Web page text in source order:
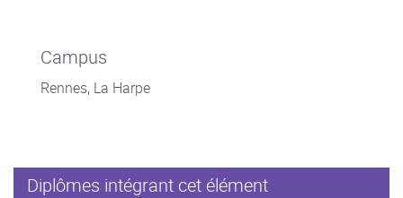
Campus
Rennes, La Harpe
Diplômes intégrant cet élément